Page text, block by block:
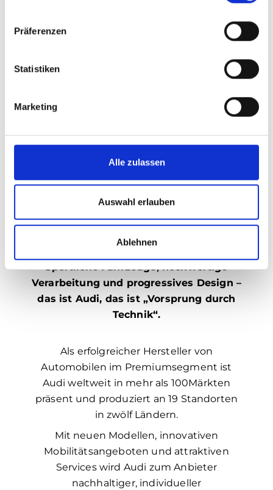
Präferenzen
Statistiken
Marketing
Alle zulassen
Auswahl erlauben
Ablehnen
components to micro-modules,
lightsensors, ICs and related software.
Audi
Standnummer:
Sportliche Fahrzeuge, hochwertige
Verarbeitung und progressives Design –
das ist Audi, das ist „Vorsprung durch
Technik“.
Als erfolgreicher Hersteller von
Automobilen im Premiumsegment ist
Audi weltweit in mehr als 100Märkten
präsent und produziert an 19 Standorten
in zwölf Ländern.
Mit neuen Modellen, innovativen
Mobilitätsangeboten und attraktiven
Services wird Audi zum Anbieter
nachhaltiger, individueller